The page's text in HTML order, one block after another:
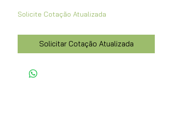
Solicite Cotação Atualizada
Solicitar Cotação Atualizada